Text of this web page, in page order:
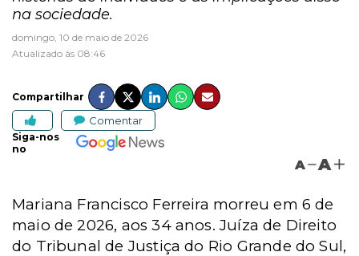
na sociedade.
domingo, 10 de maio de 2026
Atualizado às 08:46
Compartilhar
Comentar
Siga-nos
no
A A
Mariana Francisco Ferreira morreu em 6 de
maio de 2026, aos 34 anos. Juíza de Direito
do Tribunal de Justiça do Rio Grande do Sul,